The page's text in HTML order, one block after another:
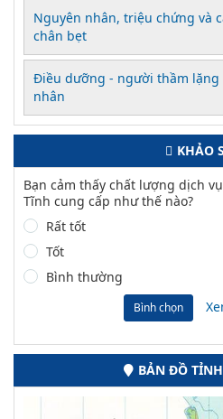
Nguyên nhân, triệu chứng và
chân bẹt
Điều dưỡng - người thầm
nhân
KHẢO
Bạn cảm thấy chất lượng dịch
Tĩnh cung cấp như thế nào?
Rất tốt
Tốt
Bình thường
Bình chọn
BẢN ĐỒ